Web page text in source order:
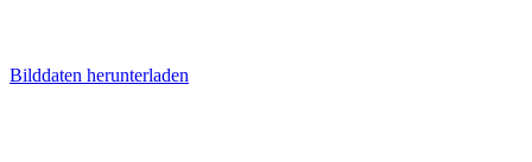
Bilddaten herunterladen